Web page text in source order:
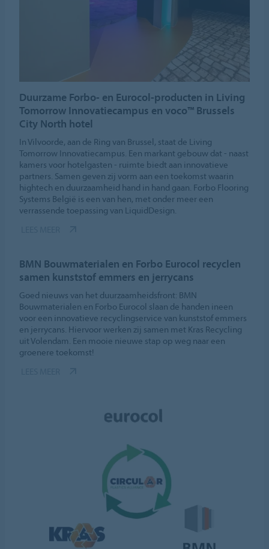
Duurzame Forbo- en Eurocol-producten in Living
Tomorrow Innovatiecampus en voco™ Brussels
City North hotel
In Vilvoorde, aan de Ring van Brussel, staat de Living
Tomorrow Innovatiecampus. Een markant gebouw dat - naast
kamers voor hotelgasten - ruimte biedt aan innovatieve
partners. Samen geven zij vorm aan een toekomst waarin
hightech en duurzaamheid hand in hand gaan. Forbo Flooring
Systems België is een van hen, met onder meer een
verrassende toepassing van LiquidDesign.
BMN Bouwmaterialen en Forbo Eurocol recyclen
samen kunststof emmers en jerrycans
Goed nieuws van het duurzaamheidsfront: BMN
Bouwmaterialen en Forbo Eurocol slaan de handen ineen
voor een innovatieve recyclingservice van kunststof emmers
en jerrycans. Hiervoor werken zij samen met Kras Recycling
uit Volendam. Een mooie nieuwe stap op weg naar een
groenere toekomst!